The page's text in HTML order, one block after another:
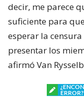
decir, me parece
suficiente para
esperar la
presentar los
afirmó Van
ERROR?